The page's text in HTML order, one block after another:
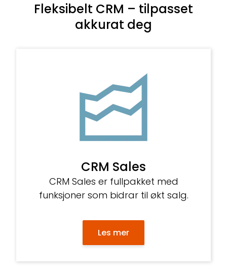
Fleksibelt CRM – tilpasset
akkurat deg
CRM Sales
CRM Sales er fullpakket med
funksjoner som bidrar til økt salg.
Les mer